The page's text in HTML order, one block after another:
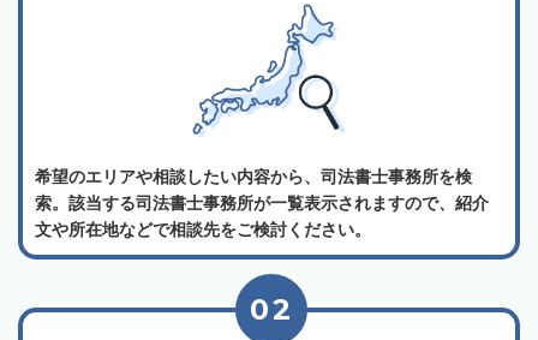
希望のエリアや相談したい内容から、司法書士事務所を検
索。該当する司法書士事務所が一覧表示されますので、紹介
文や所在地などで相談先をご検討ください。
02